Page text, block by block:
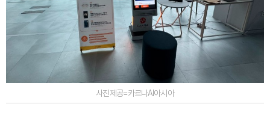
사진제공=카르나AI아시아